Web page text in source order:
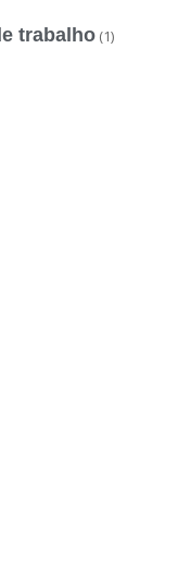
trabalho (1)